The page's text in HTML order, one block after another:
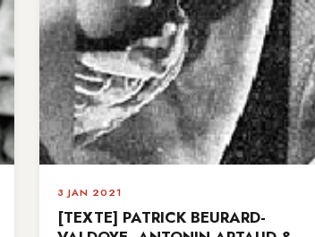
3 JAN 2021
[TEXTE] PATRICK BEURARD-